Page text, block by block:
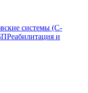
системы (С-
Реабилитация и